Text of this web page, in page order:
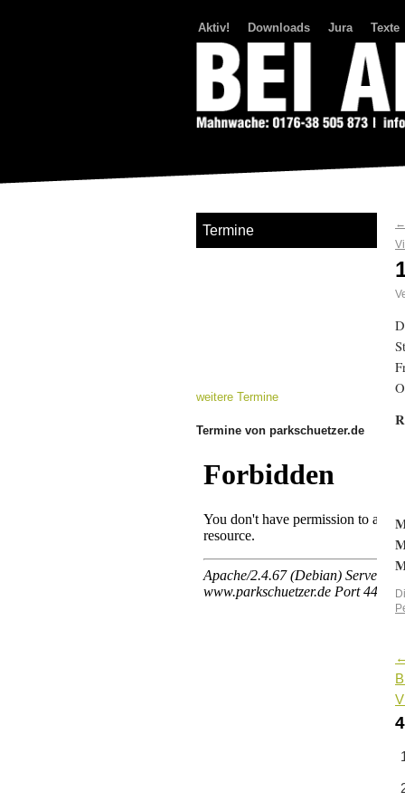
Aktiv! Downloads Jura Texte
←
Termine
weitere Termine
Termine von parkschuetzer.de